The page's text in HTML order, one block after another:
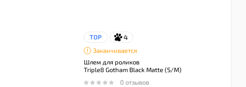
TOP 4
Заканчивается
Шлем для роликов
Triple8 Gotham Black Matte (S/M)
0 отзывов